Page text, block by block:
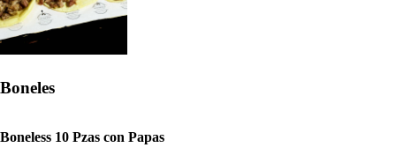
Boneles
Boneless 10 Pzas con Papas